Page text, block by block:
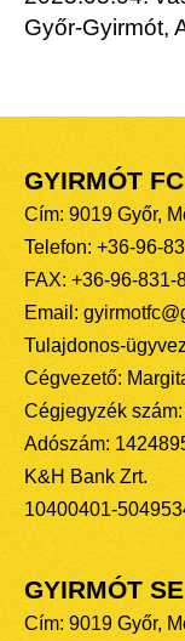
Győr-Gyirmót,
GYIRMÓT
Cím: 9019 Győr,
Telefon: +36-96-
FAX: +36-96-831-
Email:
Tulajdonos-
Cégvezető:
Cégjegyzék
Adószám:
K&H Bank Zrt.
10400401-
GYIRMÓT SE
Cím: 9019 Győr,